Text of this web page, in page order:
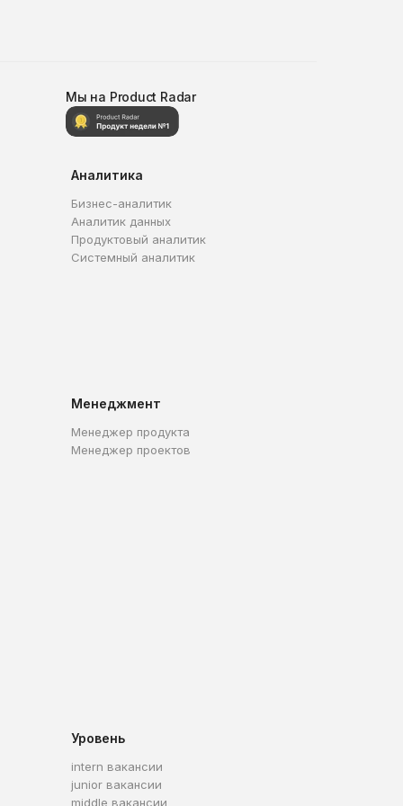
Мы на Product Radar
Аналитика
Бизнес-аналитик
Аналитик данных
Продуктовый аналитик
Системный аналитик
Менеджмент
Менеджер продукта
Менеджер проектов
Уровень
intern вакансии
junior вакансии
middle вакансии